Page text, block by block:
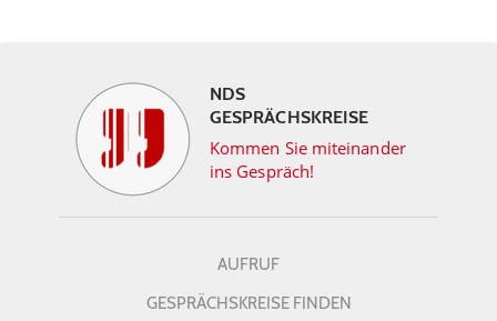
NDS
GESPRÄCHSKREISE
Kommen Sie miteinander
ins Gespräch!
AUFRUF
GESPRÄCHSKREISE FINDEN